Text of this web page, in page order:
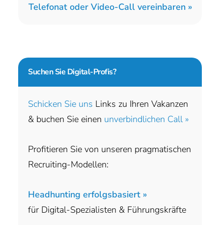
Telefonat oder Video-Call vereinbaren »
Suchen Sie Digital-Profis?
Schicken Sie uns Links zu Ihren Vakanzen
& buchen Sie einen unverbindlichen Call »
Profitieren Sie von unseren pragmatischen
Recruiting-Modellen:
Headhunting erfolgsbasiert »
für Digital-Spezialisten & Führungskräfte